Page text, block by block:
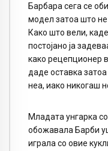
Барбара сега се
модел затоа што
Како што вели,
постојано ја
како рецепционер
даде оставка
неа, иако никогаш
Младата унгарка
обожавала Барби
играла со овие